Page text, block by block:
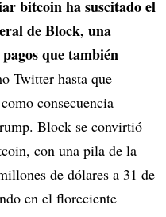
bitcoin ha suscitado el
de Block, una
que también
Twitter hasta que
consecuencia
Block se convirtió
con una pila de la
de dólares a 31 de
en el floreciente